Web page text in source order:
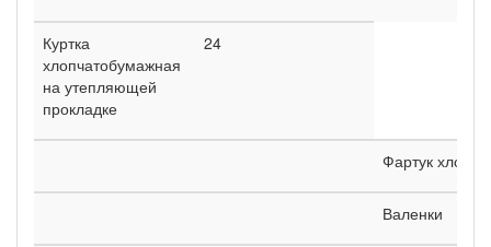
Куртка
хлопчатобумажная
на утепляющей
прокладке
24
Фартук
Валенки